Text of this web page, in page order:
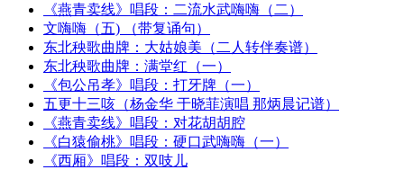
《燕青卖线》唱段：二流水武嗨嗨（二）
文嗨嗨（五) （带复诵句）
东北秧歌曲牌：大姑娘美（二人转伴奏谱）
东北秧歌曲牌：满堂红（一）
《包公吊孝》唱段：打牙牌（一）
五更十三咳（杨金华 于晓菲演唱 那炳晨记谱）
《燕青卖线》唱段：对花胡胡腔
《白猿偷桃》唱段：硬口武嗨嗨（一）
《西厢》唱段：双吱儿